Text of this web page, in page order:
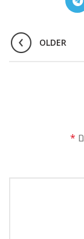
OLDER
*